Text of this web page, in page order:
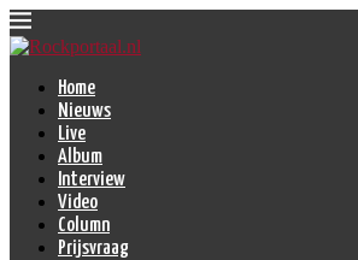
Home
Nieuws
Live
Album
Interview
Video
Column
Prijsvraag